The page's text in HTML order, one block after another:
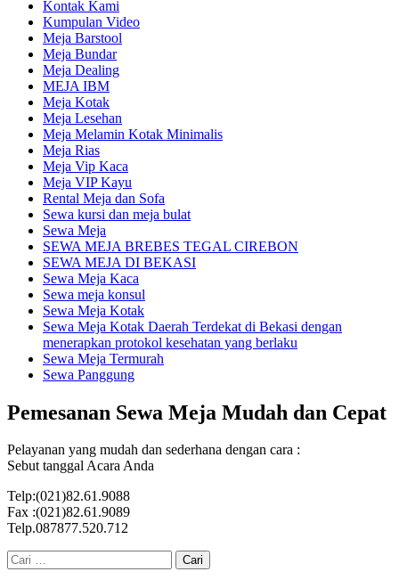
Kontak Kami
Kumpulan Video
Meja Barstool
Meja Bundar
Meja Dealing
MEJA IBM
Meja Kotak
Meja Lesehan
Meja Melamin Kotak Minimalis
Meja Rias
Meja Vip Kaca
Meja VIP Kayu
Rental Meja dan Sofa
Sewa kursi dan meja bulat
Sewa Meja
SEWA MEJA BREBES TEGAL CIREBON
SEWA MEJA DI BEKASI
Sewa Meja Kaca
Sewa meja konsul
Sewa Meja Kotak
Sewa Meja Kotak Daerah Terdekat di Bekasi dengan
menerapkan protokol kesehatan yang berlaku
Sewa Meja Termurah
Sewa Panggung
Pemesanan Sewa Meja Mudah dan Cepat
Pelayanan yang mudah dan sederhana dengan cara :
Sebut tanggal Acara Anda
Telp:(021)82.61.9088
Fax :(021)82.61.9089
Telp.087877.520.712
Cari
untuk: